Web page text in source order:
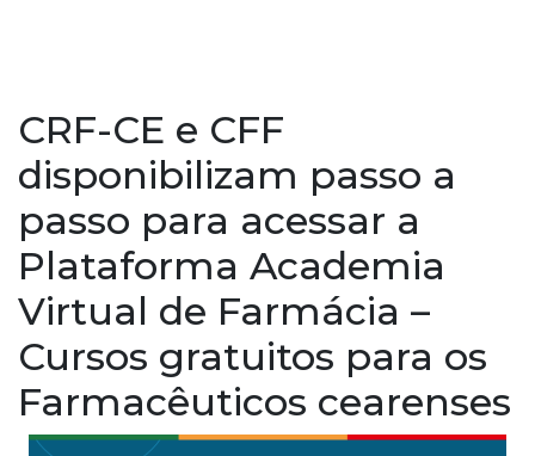
CRF-CE e CFF
disponibilizam passo a
passo para acessar a
Plataforma Academia
Virtual de Farmácia –
Cursos gratuitos para os
Farmacêuticos cearenses